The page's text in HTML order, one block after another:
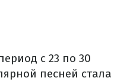
с 23 по 30
песней стала